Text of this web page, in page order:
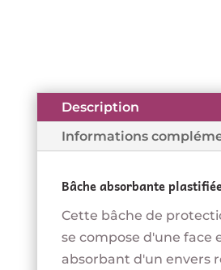
Description
Informations
Bâche absorbante
Cette bâche de
se compose d'une face
absorbant d'un envers